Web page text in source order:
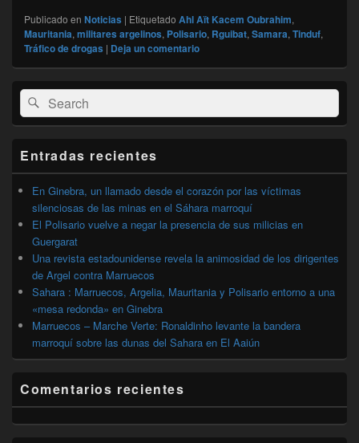
Publicado en Noticias | Etiquetado Ahl Aït Kacem Oubrahim,
Mauritania, militares argelinos, Polisario, Rguibat, Samara, Tinduf,
Tráfico de drogas | Deja un comentario
área
de
widget
lateral
primaria
Buscar
por:
Buscar
Entradas recientes
En Ginebra, un llamado desde el corazón por las víctimas
silenciosas de las minas en el Sáhara marroquí
El Polisario vuelve a negar la presencia de sus milicias en
Guergarat
Una revista estadounidense revela la animosidad de los dirigentes
de Argel contra Marruecos
Sahara : Marruecos, Argelia, Mauritania y Polisario entorno a una
«mesa redonda» en Ginebra
Marruecos – Marche Verte: Ronaldinho levante la bandera
marroquí sobre las dunas del Sahara en El Aaiún
Comentarios recientes